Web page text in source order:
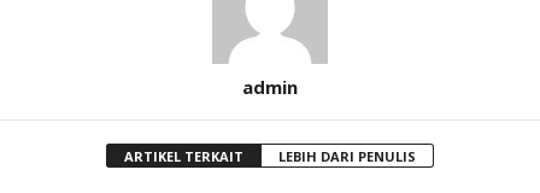
admin
ARTIKEL TERKAIT LEBIH DARI PENULIS